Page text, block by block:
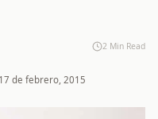
2 Min Read
de febrero, 2015